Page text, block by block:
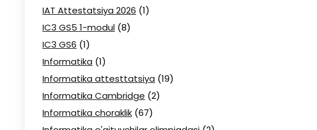
IAT Attestatsiya 2026 (1)
IC3 GS5 1-modul (8)
IC3 GS6 (1)
Informatika (1)
Informatika attesttatsiya (19)
Informatika Cambridge (2)
Informatika choraklik (67)